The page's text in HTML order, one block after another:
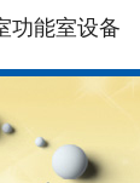
功能室设备